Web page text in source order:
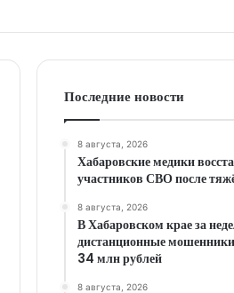
Последние новости
8 августа, 2026
Хабаровские медики
участников СВО после
8 августа, 2026
В Хабаровском крае за
дистанционные
34 млн рублей
8 августа, 2026